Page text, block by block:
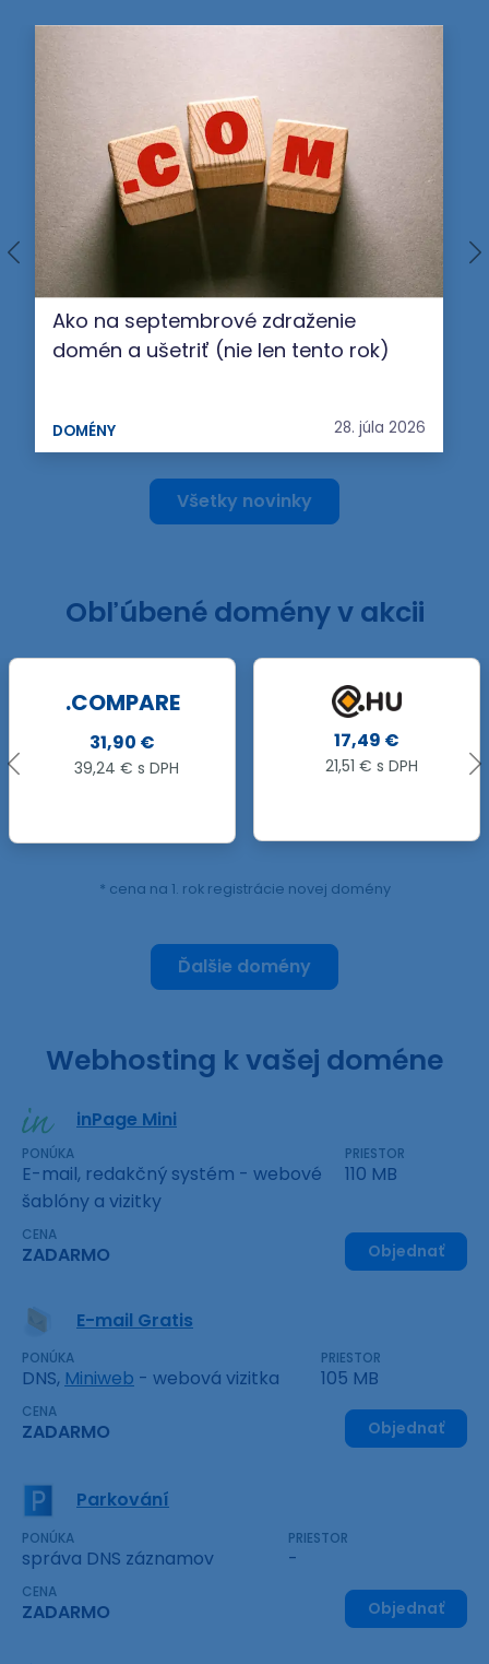
Ako na septembrové zdraženie
domén a ušetriť (nie len tento rok)
DOMÉNY 28. júla 2026
Všetky novinky
Obľúbené domény v akcii
17,49 €
21,51 € s DPH
.LV
82,65 €
101,66 € s DPH
* cena na 1. rok registrácie novej domény
Ďalšie domény
Webhosting k vašej doméne
inPage Mini
PONÚKA
E-mail, redakčný systém - webové
šablóny a vizitky
PRIESTOR
110 MB
CENA
ZADARMO Objednať
E-mail Gratis
PONÚKA
DNS, Miniweb - webová vizitka
PRIESTOR
105 MB
CENA
ZADARMO Objednať
Parkování
PONÚKA
správa DNS záznamov
PRIESTOR
-
CENA
ZADARMO Objednať